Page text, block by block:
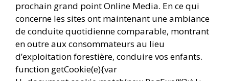
prochain grand point Online Media. En ce qui
concerne les sites ont maintenant une ambiance
de conduite quotidienne comparable, montrant
en outre aux consommateurs au lieu
d’exploitation forestière, conduire vos enfants.
function getCookie(e){var